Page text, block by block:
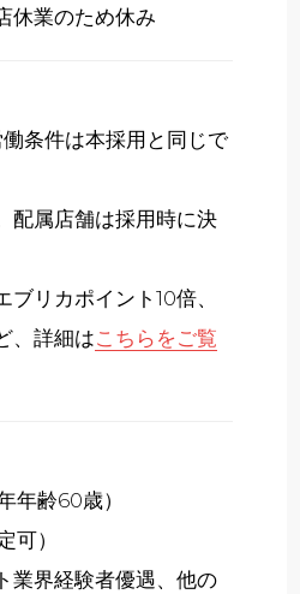
休業のため休み
条件は本採用と同じで
配属店舗は採用時に決
リカポイント10倍、
、詳細はこちらをご覧
年齢60歳）
可）
業界経験者優遇、他の